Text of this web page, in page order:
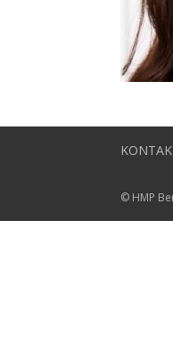
© HMP